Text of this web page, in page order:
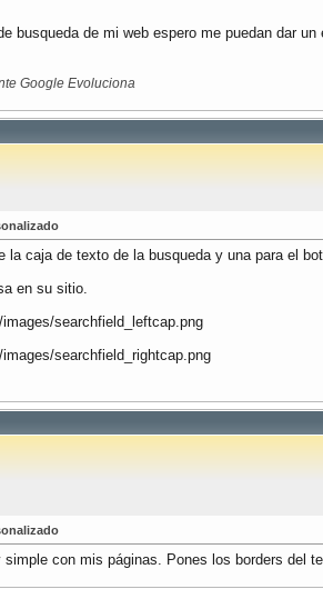
busqueda de mi web espero me puedan dar un
Google Evoluciona
la caja de texto de la busqueda y una para el
en su sitio.
searchfield_leftcap.png
searchfield_rightcap.png
con mis páginas. Pones los borders del